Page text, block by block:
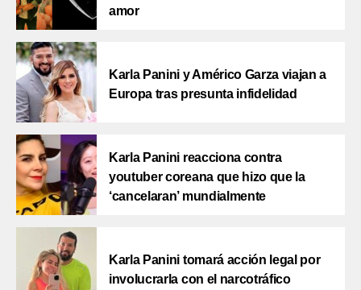
amor
Karla Panini y Américo Garza viajan a
Europa tras presunta infidelidad
Karla Panini reacciona contra
youtuber coreana que hizo que la
‘cancelaran’ mundialmente
Karla Panini tomará acción legal por
involucrarla con el narcotráfico